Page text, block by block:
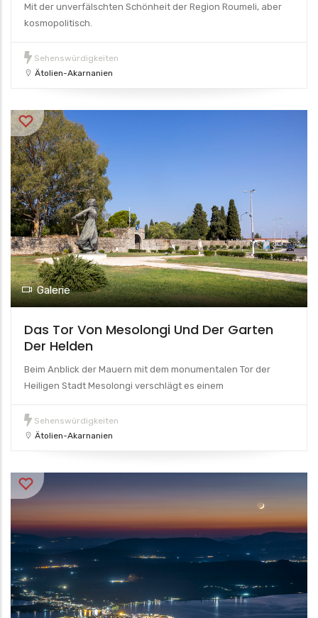
Mit der unverfälschten Schönheit der Region Roumeli, aber
kosmopolitisch.
Sehenswürdigkeiten
Ätolien-Akarnanien
Galerie
Das Tor Von Mesolongi Und Der Garten
Der Helden
Beim Anblick der Mauern mit dem monumentalen Tor der
Heiligen Stadt Mesolongi verschlägt es einem
Sehenswürdigkeiten
Ätolien-Akarnanien